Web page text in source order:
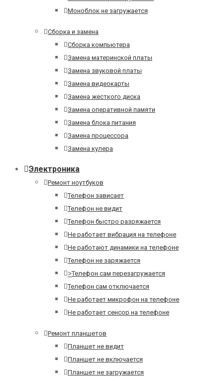
Моноблок не загружается
Сборка и замена
Сборка компьютера
Замена материнской платы
Замена звуковой платы
Замена видеокарты
Замена жесткого диска
Замена оперативной памяти
Замена блока питания
Замена процессора
Замена кулера
Электроника
Ремонт ноутбуков
Телефон зависает
Телефон не видит
Телефон быстро разряжается
Не работает вибрация на телефоне
Не работают динамики на телефоне
Телефон не заряжается
>Телефон сам перезагружается
Телефон сам отключается
Не работает микрофон на телефоне
Не работает сенсор на телефоне
Ремонт планшетов
Планшет не видит
Планшет не включается
Планшет не загружается